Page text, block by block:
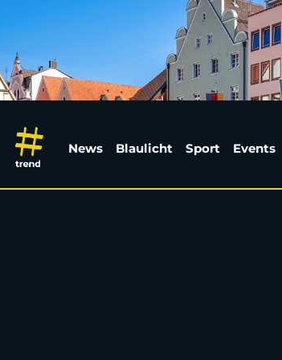
aktuell
News Blaulicht Sport Events